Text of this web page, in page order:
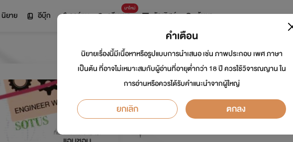
นิยาย อีบุ๊ก การ์ตูน
มาใหม่
ดรีมแชท ธัญลิสต์ ค้นหา
Entaneer วิศวะหล่อ
บอก(รัก)ด้วย!!!
นักเขียน:คนบ้าชอบเเอบรัก
Y
คำเตือน
นิยายเรื่องนี้มีเนื้อหาหรือรูปแบบการนำเสนอ เช่น ภาพประกอบ เพศ ภาษา
เป็นต้น ที่อาจไม่เหมาะสมกับผู้อ่านที่อายุต่ำกว่า 18 ปี ควรใช้วิจารณญาน ใน
การอ่านหรือควรได้รับคำแนะนำจากผู้ใหญ่
ยกเลิก ตกลง